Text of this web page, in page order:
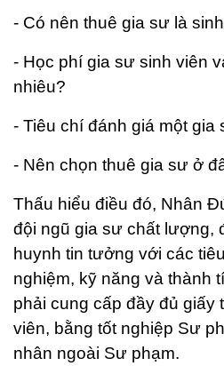
- Có nên thuê gia sư là
- Học phí gia sư sinh viên
nhiêu?
- Tiêu chí đánh giá một
- Nên chọn thuê gia sư ở
Thấu hiểu điều đó, Nhân
đội ngũ gia sư chất lượng,
huynh tin tưởng với các
nghiệm, kỹ năng và thành
phải cung cấp đầy đủ giấy
viên, bằng tốt nghiệp Sư
nhân ngoài Sư phạm.